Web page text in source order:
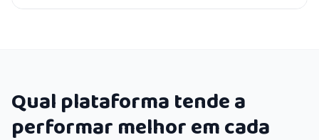
Qual plataforma tende a
performar melhor em cada